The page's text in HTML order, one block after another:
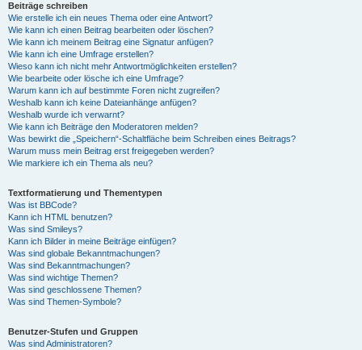
Beiträge schreiben
Wie erstelle ich ein neues Thema oder eine Antwort?
Wie kann ich einen Beitrag bearbeiten oder löschen?
Wie kann ich meinem Beitrag eine Signatur anfügen?
Wie kann ich eine Umfrage erstellen?
Wieso kann ich nicht mehr Antwortmöglichkeiten erstellen?
Wie bearbeite oder lösche ich eine Umfrage?
Warum kann ich auf bestimmte Foren nicht zugreifen?
Weshalb kann ich keine Dateianhänge anfügen?
Weshalb wurde ich verwarnt?
Wie kann ich Beiträge den Moderatoren melden?
Was bewirkt die „Speichern“-Schaltfläche beim Schreiben eines Beitrags?
Warum muss mein Beitrag erst freigegeben werden?
Wie markiere ich ein Thema als neu?
Textformatierung und Thementypen
Was ist BBCode?
Kann ich HTML benutzen?
Was sind Smileys?
Kann ich Bilder in meine Beiträge einfügen?
Was sind globale Bekanntmachungen?
Was sind Bekanntmachungen?
Was sind wichtige Themen?
Was sind geschlossene Themen?
Was sind Themen-Symbole?
Benutzer-Stufen und Gruppen
Was sind Administratoren?